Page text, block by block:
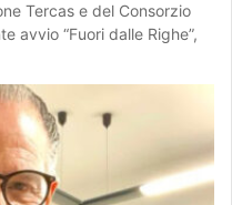
Tercas e del Consorzio
avvio “Fuori dalle Righe”,